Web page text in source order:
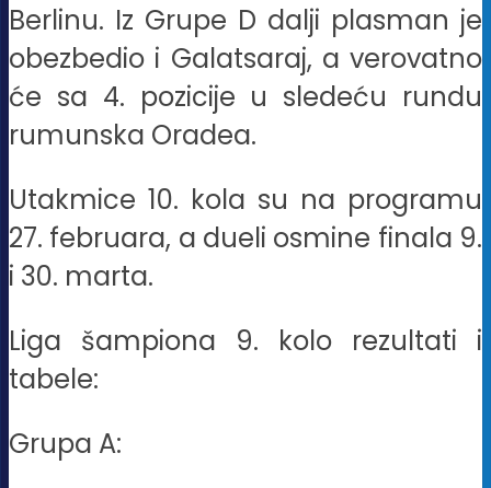
Berlinu. Iz Grupe D dalji plasman je
obezbedio i Galatsaraj, a verovatno
će sa 4. pozicije u sledeću rundu
rumunska Oradea.
Utakmice 10. kola su na programu
27. februara, a dueli osmine finala 9.
i 30. marta.
Liga šampiona 9. kolo rezultati i
tabele:
Grupa A: